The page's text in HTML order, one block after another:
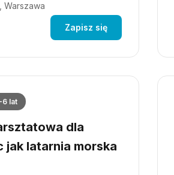
Warszawa
Zapisz się
6 lat
dla
jak latarnia morska